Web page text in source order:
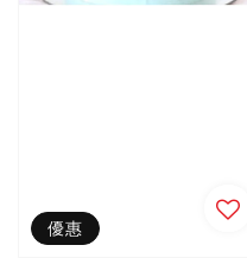
優惠